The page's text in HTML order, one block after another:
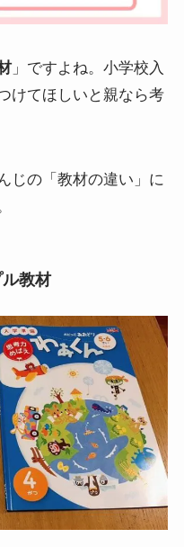
」ですよね。小学校入
けてほしいと親なら考
じの「教材の違い」に
教材